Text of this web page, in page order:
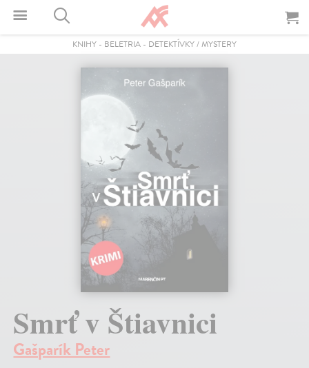
KNIHY - BELETRIA - DETEKTÍVKY / MYSTERY
Smrť v Štiavnici
Gašparík Peter